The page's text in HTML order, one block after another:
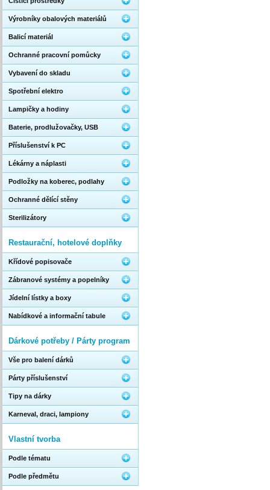
Výrobníky obalových materiálů
Balicí materiál
Ochranné pracovní pomůcky
Vybavení do skladu
Spotřební elektro
Lampičky a hodiny
Baterie, prodlužovačky, USB
Příslušenství k PC
Lékárny a náplasti
Podložky na koberec, podlahy
Ochranné dělící stěny
Sterilizátory
Restaurační, hotelové doplňky
Křídové popisovače
Zábranové systémy a popelníky
Jídelní lístky a boxy
Nabídkové a informační tabule
Dárkové potřeby / Párty program
Vše pro balení dárků
Párty příslušenství
Tipy na dárky
Karneval, draci, lampiony
Vlastní tvorba
Podle tématu
Podle předmětu